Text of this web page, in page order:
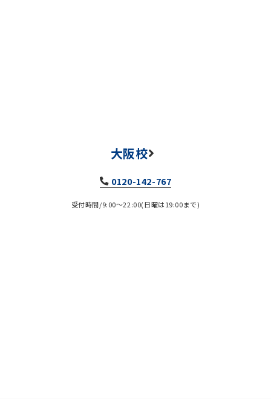
大阪校
0120-142-767
受付時間/9:00～22:00(日曜は19:00まで)